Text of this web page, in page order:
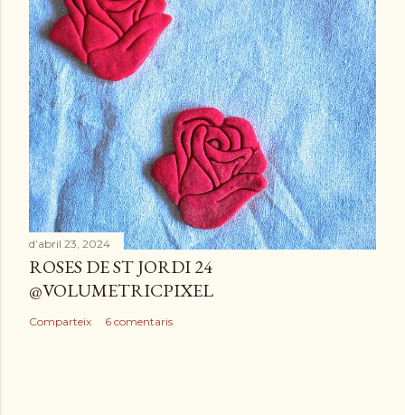
d’abril 23, 2024
ROSES DE ST JORDI 24
@VOLUMETRICPIXEL
Comparteix 6 comentaris